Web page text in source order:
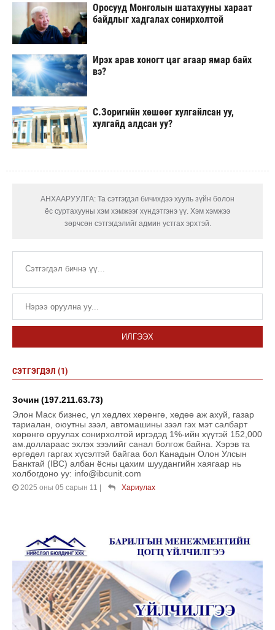
Оросууд Монголын шатахууны хараат
байдлыг хадгалах сонирхолтой
Ирэх арав хоногт цаг агаар ямар байх
вэ?
С.Зоригийн хөшөөг хулгайлсан уу,
хулгайд алдсан уу?
АНХААРУУЛГА: Та сэтгэгдэл бичихдээ хууль зүйн болон
ёс суртахууны хэм хэмжээг хүндэтгэнэ үү. Хэм хэмжээ
зөрчсөн сэтгэгдэлийг админ устгах эрхтэй.
ИЛГЭЭХ
СЭТГЭГДЭЛ (1)
Зочин (197.211.63.73)
Элон Маск бизнес, үл хөдлөх хөрөнгө, хөдөө аж ахуй, газар
тариалан, оюутны зээл, автомашины зээл гэх мэт салбарт
хөрөнгө оруулах сонирхолтой иргэдэд 1%-ийн хүүтэй 152,000
ам.доллараас эхлэх зээлийг санал болгож байна. Хэрэв та
өргөдөл гаргах хүсэлтэй байгаа бол Канадын Олон Улсын
Банктай (IBC) албан ёсны цахим шуудангийн хаягаар нь
холбогдоно уу: info@ibcunit.com
2025 оны 05 сарын 11 Хариулах